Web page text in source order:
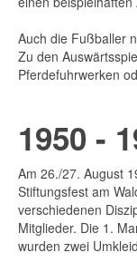
Auch die Fußballer
Zu den
Pferdefuhrwerken
1950 -
Am 26./27. August
Stiftungsfest am
verschiedenen
Mitglieder. Die 1.
wurden zwei